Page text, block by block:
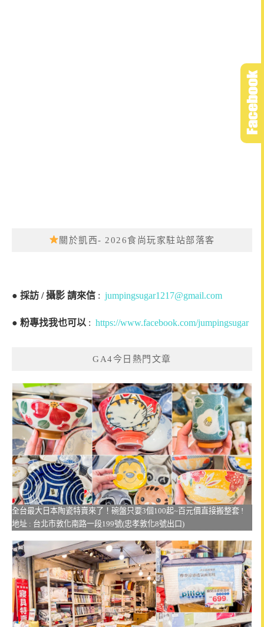
關於凱西- 2026食尚玩家駐站部落客
● 採訪 / 攝影 請來信 : jumpingsugar1217@gmail.com
● 粉專找我也可以 : https://www.facebook.com/jumpingsugar
GA4今日熱門文章
全台最大日本陶瓷特賣來了！碗盤只要3個100起~百元價直接搬整套 !
地址 : 台北市敦化南路一段199號(忠孝敦化8號出口)